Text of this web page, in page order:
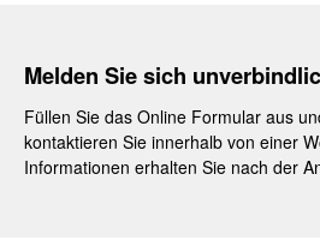
Melden Sie sich
Füllen Sie das Online Formular aus
kontaktieren Sie innerhalb von einer
Informationen erhalten Sie nach der